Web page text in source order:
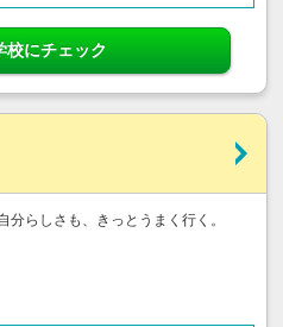
校にチェック
分らしさも、きっとうまく行く。